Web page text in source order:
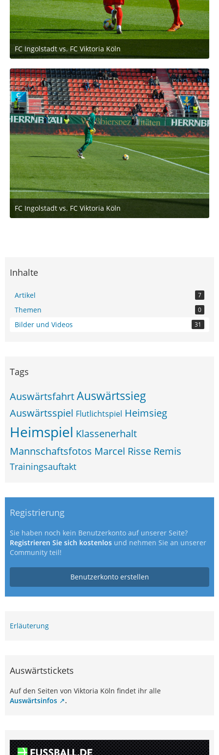
FC Ingolstadt vs. FC Viktoria Köln
2. März 2020 um 11:53
FC Ingolstadt vs. FC Viktoria Köln
2. März 2020 um 11:53
Inhalte
Artikel 7
Themen 0
Bilder und Videos 31
Tags
AuswärtsfahrtAuswärtssieg
Auswärtsspiel Flutlichtspiel Heimsieg
Heimspiel Klassenerhalt
Mannschaftsfotos Marcel Risse Remis
Trainingsauftakt
Registrierung
Sie haben noch kein Benutzerkonto auf unserer Seite?
Registrieren Sie sich kostenlos und nehmen Sie an unserer
Community teil!
Benutzerkonto erstellen
Erläuterung
Auswärtstickets
Auf den Seiten von Viktoria Köln findet ihr alle
Auswärtsinfos
.